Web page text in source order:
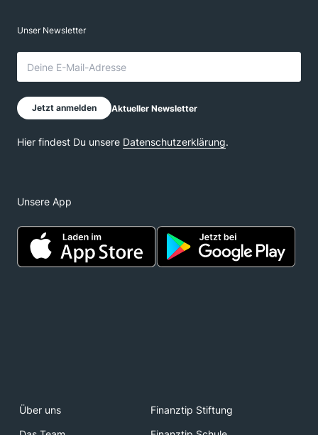
Unsere App
Über uns
Finanztip Stiftung